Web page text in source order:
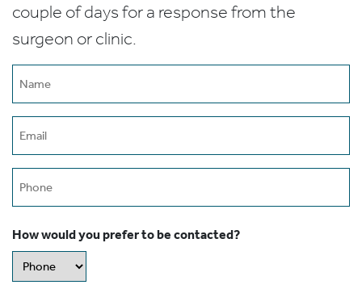
couple of days for a response from the
surgeon or clinic.
How would you prefer to be contacted?